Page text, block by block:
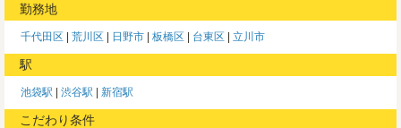
勤務地
千代田区 荒川区 日野市 板橋区 台東区 立川市
駅
池袋駅 渋谷駅 新宿駅
こだわり条件